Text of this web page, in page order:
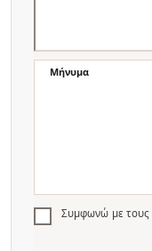
Μήνυμα
Συμφωνώ με τους